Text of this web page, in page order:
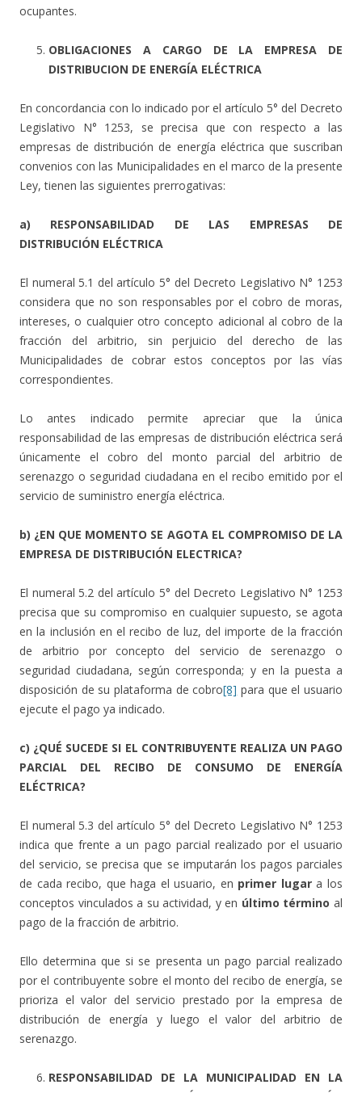
ocupantes.
OBLIGACIONES A CARGO DE LA EMPRESA DE
DISTRIBUCION DE ENERGÍA ELÉCTRICA
En concordancia con lo indicado por el artículo 5° del Decreto
Legislativo N° 1253, se precisa que con respecto a las
empresas de distribución de energía eléctrica que suscriban
convenios con las Municipalidades en el marco de la presente
Ley, tienen las siguientes prerrogativas:
a) RESPONSABILIDAD DE LAS EMPRESAS DE
DISTRIBUCIÓN ELÉCTRICA
El numeral 5.1 del artículo 5° del Decreto Legislativo N° 1253
considera que no son responsables por el cobro de moras,
intereses, o cualquier otro concepto adicional al cobro de la
fracción del arbitrio, sin perjuicio del derecho de las
Municipalidades de cobrar estos conceptos por las vías
correspondientes.
Lo antes indicado permite apreciar que la única
responsabilidad de las empresas de distribución eléctrica será
únicamente el cobro del monto parcial del arbitrio de
serenazgo o seguridad ciudadana en el recibo emitido por el
servicio de suministro energía eléctrica.
b) ¿EN QUE MOMENTO SE AGOTA EL COMPROMISO DE LA
EMPRESA DE DISTRIBUCIÓN ELECTRICA?
El numeral 5.2 del artículo 5° del Decreto Legislativo N° 1253
precisa que su compromiso en cualquier supuesto, se agota
en la inclusión en el recibo de luz, del importe de la fracción
de arbitrio por concepto del servicio de serenazgo o
seguridad ciudadana, según corresponda; y en la puesta a
disposición de su plataforma de cobro[8] para que el usuario
ejecute el pago ya indicado.
c) ¿QUÉ SUCEDE SI EL CONTRIBUYENTE REALIZA UN PAGO
PARCIAL DEL RECIBO DE CONSUMO DE ENERGÍA
ELÉCTRICA?
El numeral 5.3 del artículo 5° del Decreto Legislativo N° 1253
indica que frente a un pago parcial realizado por el usuario
del servicio, se precisa que se imputarán los pagos parciales
de cada recibo, que haga el usuario, en primer lugara los
conceptos vinculados a su actividad, y en último término al
pago de la fracción de arbitrio.
Ello determina que si se presenta un pago parcial realizado
por el contribuyente sobre el monto del recibo de energía, se
prioriza el valor del servicio prestado por la empresa de
distribución de energía y luego el valor del arbitrio de
serenazgo.
RESPONSABILIDAD DE LA MUNICIPALIDAD EN LA